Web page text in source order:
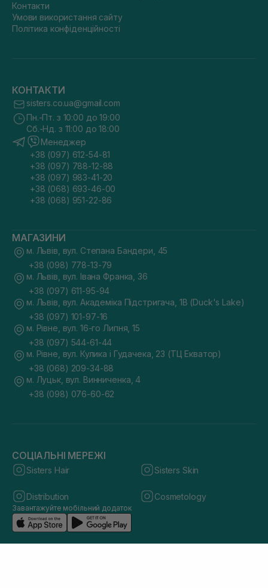
Контакти
Умови використання сайту
Політика конфіденційності
КОНТАКТИ
sisters.co.ua@gmail.com
Пн.-Пт. з 10:00 до 19:00
Сб.-Нд. з 11:00 до 18:00
Менеджер
+38 (097) 612-54-81
+38 (097) 788-12-88
+38 (097) 983-41-20
+38 (068) 693-46-00
+38 (068) 951-22-86
МАГАЗИНИ
м. Львів, вул. Степана Бандери, 45
+38 (098) 778-13-79
м. Львів, вул. Івана Франка, 36
+38 (097) 611-95-94
м. Львів, вул. Академіка Підстригача, 1В (Duck's Lake)
+38 (097) 101-97-16
м. Рівне, вул. 16-го Липня, 15
+38 (097) 544-61-44
м. Рівне, вул. Кулика і Гудачека, 23 (ТЦ Екватор)
+38 (068) 209-34-88
м. Луцьк, вул. Винниченка, 4
+38 (098) 076-60-62
СОЦІАЛЬНІ МЕРЕЖІ
Sisters Hair Sisters Skin
Distribution Cosmetology
Завантажуйте мобільний додаток